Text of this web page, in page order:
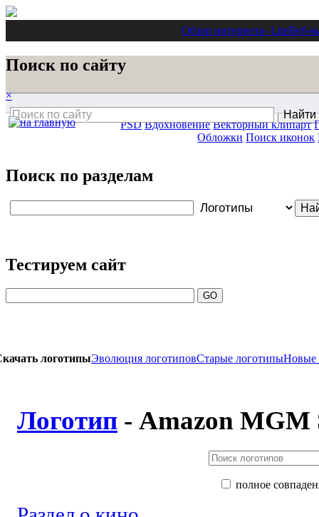
Обзор интернета- LiteВеб-
Поиск по сайту
×
Поиск по разделам
Тестируем сайт
логотипыЭволюция логотиповСтарые логотипыНовые
PSD Вдохновение Векторный клипарт
Обложки Поиск иконок
Логотип - Amazon MGM
полное